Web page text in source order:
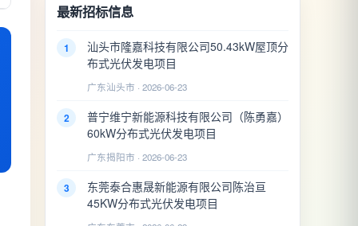
最新招标信息
1
汕头市隆嘉科技有限公司50.43kW屋顶分
布式光伏发电项目
广东汕头市 · 2026-06-23
2
普宁维宁新能源科技有限公司（陈勇嘉）
60kW分布式光伏发电项目
广东揭阳市 · 2026-06-23
3
东莞泰合惠晟新能源有限公司陈治亘
45KW分布式光伏发电项目